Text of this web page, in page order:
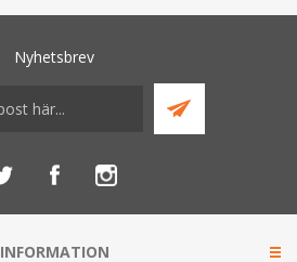
Nyhetsbrev
INFORMATION